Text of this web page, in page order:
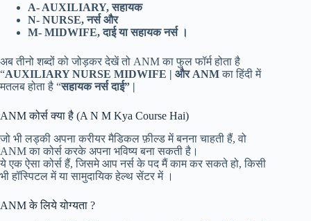
A- AUXILIARY, सहायक
N- NURSE, नर्स और
M- MIDWIFE, दाई या सहायक नर्स ।
अब तीनो शब्दों को जोड़कर देखें तो ANM का फुल फॉर्म होता है
“AUXILIARY NURSE MIDWIFE | और ANMका हिंदी में
मतलब होता है “सहायक नर्स दाई” |
ANM कोर्स क्या है (A N M Kya Course Hai)
जो भी लड्की अपना करीयर मैडिकल फ़ील्ड में बनना चाहती हैं, वो
ANM का कोर्स करके अपना भविष्य बना सकती है।
ये एक ऐसा कोर्स हैं, जिसमे आप नर्स के पद मैं काम कर सकते हो, किसी
भी हॉस्पिटल में या सामुदायिक हेल्थ सेंटर में ।
ANM के लिये योग्यता ?